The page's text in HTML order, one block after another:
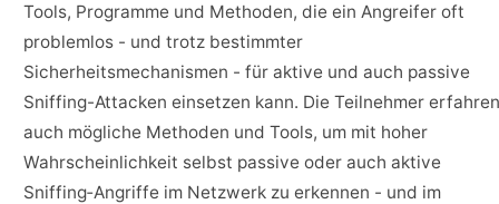
Tools, Programme und Methoden, die ein Angreifer oft
problemlos - und trotz bestimmter
Sicherheitsmechanismen - für aktive und auch passive
Sniffing-Attacken einsetzen kann. Die Teilnehmer erfahren
auch mögliche Methoden und Tools, um mit hoher
Wahrscheinlichkeit selbst passive oder auch aktive
Sniffing‐Angriffe im Netzwerk zu erkennen - und im